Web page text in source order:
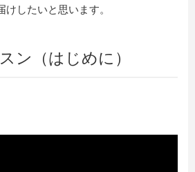
したいと思います。
ン（はじめに）